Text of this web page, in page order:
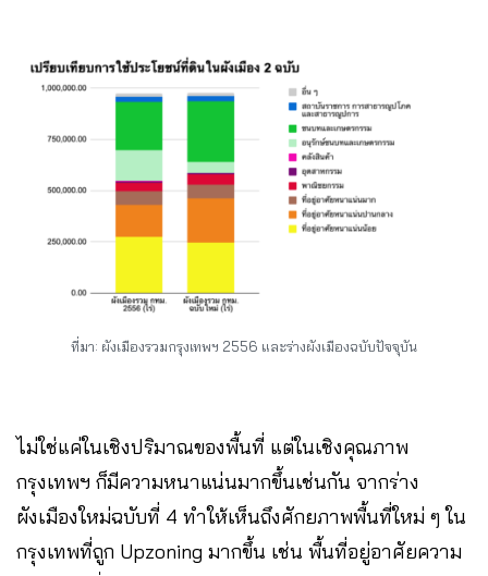
ที่มา: ผังเมืองรวมกรุงเทพฯ 2556 และร่างผังเมืองฉบับปัจจุบัน
ไม่ใช่แค่ในเชิงปริมาณของพื้นที่ แต่ในเชิงคุณภาพ
กรุงเทพฯ ก็มีความหนาแน่นมากขึ้นเช่นกัน จากร่าง
ผังเมืองใหม่ฉบับที่ 4 ทำให้เห็นถึงศักยภาพพื้นที่ใหม่ ๆ ใน
กรุงเทพที่ถูก Upzoning มากขึ้น เช่น พื้นที่อยู่อาศัยความ